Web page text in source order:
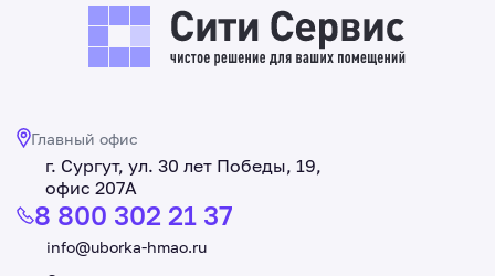
Главный офис
г. Сургут, ул. 30 лет Победы, 19,
офис 207А
8 800 302 21 37
info@uborka-hmao.ru